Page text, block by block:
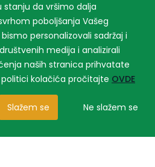
stanju da vršimo dalja
poboljšanja Vašeg
personalizovali sadržaj i
medija i analizirali
naših stranica prihvatate
kolačića pročitajte OVDE
Slažem se Ne slažem se